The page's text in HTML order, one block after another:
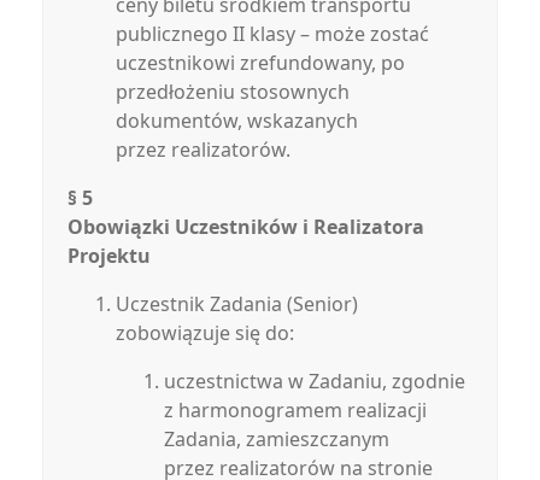
publicznego II klasy – może zostać
uczestnikowi zrefundowany, po
przedłożeniu stosownych
dokumentów, wskazanych
przez realizatorów.
§ 5
Obowiązki Uczestników i Realizatora
Projektu
Uczestnik Zadania (Senior)
zobowiązuje się do:
uczestnictwa w Zadaniu, zgodnie
z harmonogramem realizacji
Zadania, zamieszczanym
przez realizatorów na stronie